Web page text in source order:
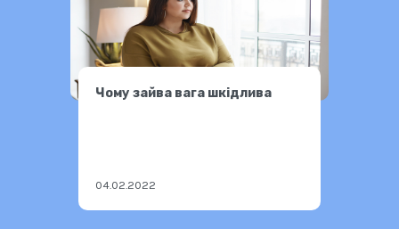
Чому зайва вага шкідлива
04.02.2022